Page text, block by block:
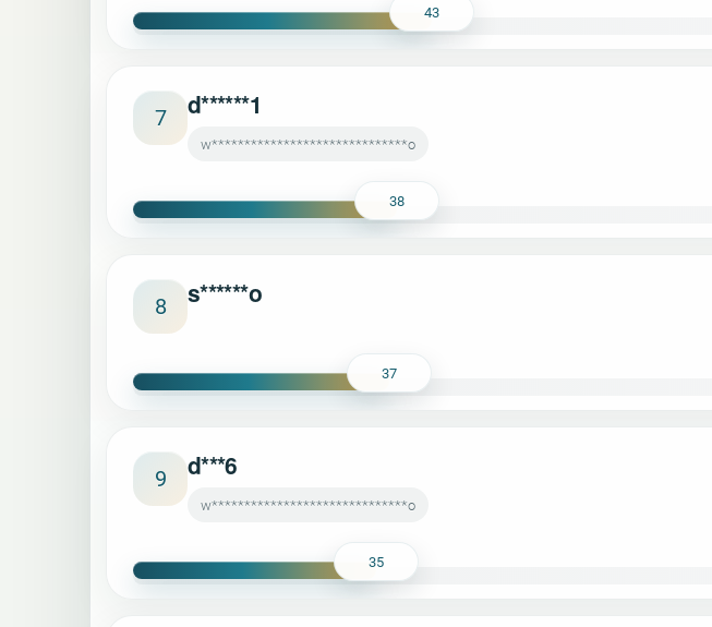
43
7 d******1
w******************************o
38
8 s******o
37
9 d***6
w******************************o
35